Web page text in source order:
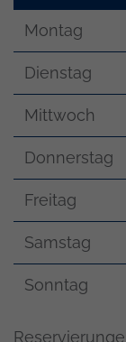
Montag
Dienstag
Mittwoch
Donnerstag
Freitag
Samstag
Sonntag